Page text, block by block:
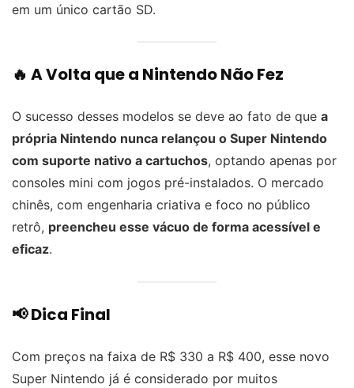
em um único cartão SD.
🔥 A Volta que a Nintendo Não Fez
O sucesso desses modelos se deve ao fato de que a
própria Nintendo nunca relançou o Super Nintendo
com suporte nativo a cartuchos, optando apenas por
consoles mini com jogos pré-instalados. O mercado
chinês, com engenharia criativa e foco no público
retrô, preencheu esse vácuo de forma acessível e
eficaz.
📢 Dica Final
Com preços na faixa de R$ 330 a R$ 400, esse novo
Super Nintendo já é considerado por muitos